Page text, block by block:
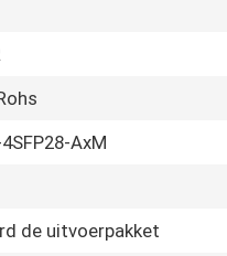
AxM
de uitvoerpakket